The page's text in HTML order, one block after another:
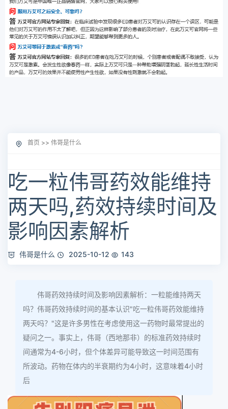
首页 >> 伟哥是什么
吃一粒伟哥药效能维持
两天吗,药效持续时间及
影响因素解析
伟哥是什么 2025-10-12 143
伟哥药效持续时间及影响因素解析：一粒能维持两天
吗？伟哥药效持续时间的基本认识"吃一粒伟哥药效能维持
两天吗？"这是许多男性在考虑使用这一药物时最常提出的
疑问之一。事实上，伟哥（西地那非）的标准药效持续时
间通常为4-6小时，但个体差异可能导致这一时间范围有
所波动。药物在体内的半衰期约为4小时，这意味着4小时
后